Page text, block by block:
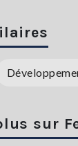
sur